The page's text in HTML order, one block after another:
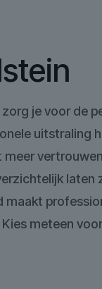
je voor de
maakt
meteen